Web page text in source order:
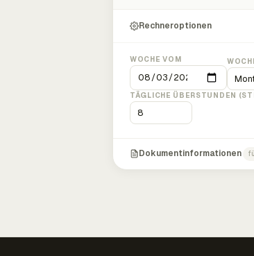
Rechneroptionen
WOCHE VOM
TÄGLICHE ÜBERSTUNDEN
Dokumentinformationen